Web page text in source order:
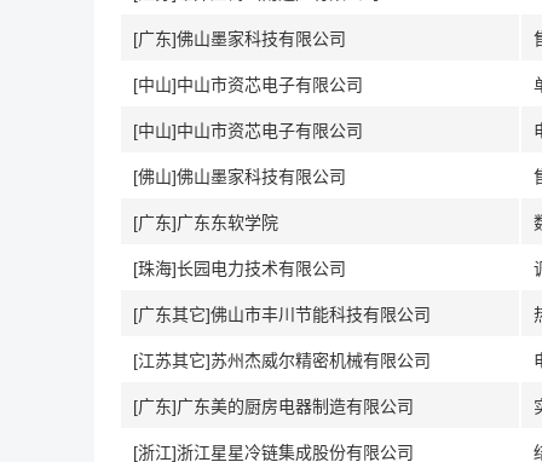
[广东]佛山墨家科技有限公司
[中山]中山市资芯电子有限公司
[中山]中山市资芯电子有限公司
[佛山]佛山墨家科技有限公司
[广东]广东东软学院
[珠海]长园电力技术有限公司
[广东其它]佛山市丰川节能科技有限公司
[江苏其它]苏州杰威尔精密机械有限公司
[广东]广东美的厨房电器制造有限公司
[浙江]浙江星星冷链集成股份有限公司